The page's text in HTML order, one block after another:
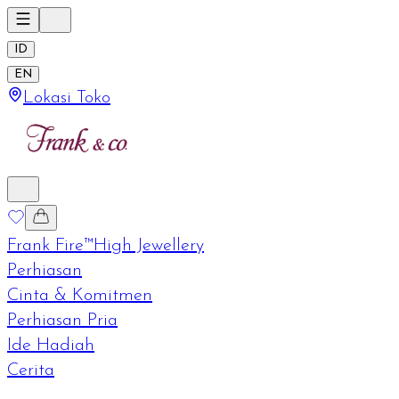
ID
EN
Lokasi Toko
Frank Fire™High Jewellery
Perhiasan
Cinta & Komitmen
Perhiasan Pria
Ide Hadiah
Cerita